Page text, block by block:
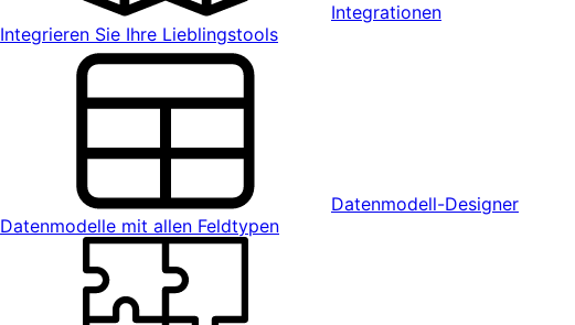
Integrationen
Integrieren Sie Ihre Lieblingstools
Datenmodell-Designer
Datenmodelle mit allen Feldtypen